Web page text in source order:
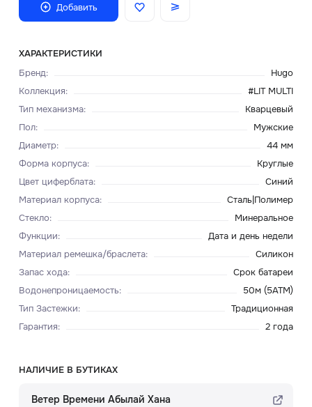
Добавить
ХАРАКТЕРИСТИКИ
Бренд:
Hugo
Коллекция:
#LIT MULTI
Тип механизма:
Кварцевый
Пол:
Мужские
Диаметр:
44 мм
Форма корпуса:
Круглые
Цвет циферблата:
Синий
Материал корпуса:
Сталь|Полимер
Стекло:
Минеральное
Функции:
Дата и день недели
Материал ремешка/браслета:
Силикон
Запас хода:
Срок батареи
Водонепроницаемость:
50м (5ATM)
Тип Застежки:
Традиционная
Гарантия: 2 года
НАЛИЧИЕ В БУТИКАХ
Ветер Времени Абылай Хана